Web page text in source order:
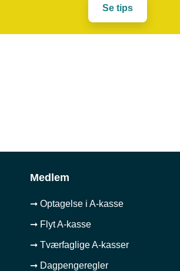
Se tips
Medlem
➞ Optagelse i A-kasse
➞ Flyt A-kasse
➞ Tværfaglige A-kasser
➞ Dagpengeregler